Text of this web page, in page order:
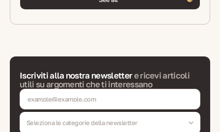
Iscriviti alla nostra newslettere ricevi articoli
utili su argomenti che ti interessano
Seleziona le categorie della newsletter